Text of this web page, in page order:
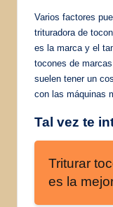
Varios factores
trituradora de
es la marca y el
tocones de
suelen tener un
con las máquinas
Tal vez te
Triturar
es la